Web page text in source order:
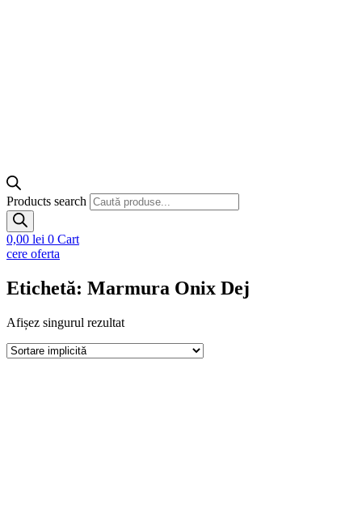
Products search
0,00 lei 0 Cart
cere oferta
Etichetă: Marmura Onix Dej
Afișez singurul rezultat